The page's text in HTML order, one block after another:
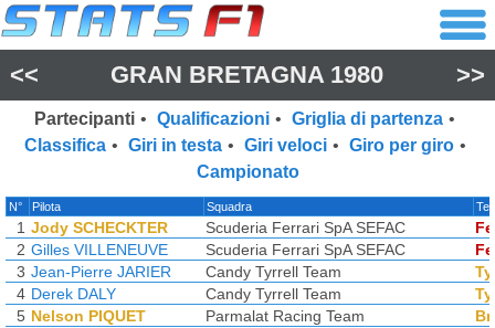
<< GRAN BRETAGNA 1980 >>
Partecipanti • Qualificazioni • Griglia di partenza •
Classifica • Giri in testa • Giri veloci • Giro per giro •
Campionato
N° Pilota Squadra
1 Jody SCHECKTER Scuderia Ferrari SpA SEFAC
2 Gilles VILLENEUVE Scuderia Ferrari SpA SEFAC
3 Jean-Pierre JARIER Candy Tyrrell Team
4 Derek DALY Candy Tyrrell Team
5 Nelson PIQUET Parmalat Racing Team